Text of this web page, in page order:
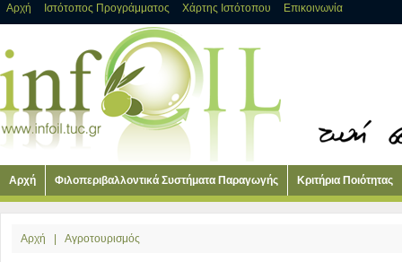
Αρχή Ιστότοπος Προγράμματος Χάρτης Ιστότοπου Επικοινωνία
Αρχή Φιλοπεριβαλλοντικά Συστήματα Παραγωγής Κριτήρια Ποιότητας
Αρχή Αγροτουρισμός